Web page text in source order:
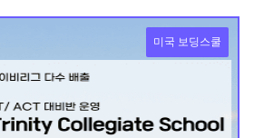
미국 보딩스쿨